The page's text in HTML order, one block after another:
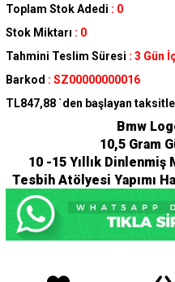
Toplam Stok Adedi : 0
Stok Miktarı : 0
Tahmini Teslim Süresi : 3 Gün
Barkod : SZ00000000016
TL847,88 `den başlayan
Bmw
10,5 Gram
10 -15 Yıllık
Tesbih Atölyesi Yapımı